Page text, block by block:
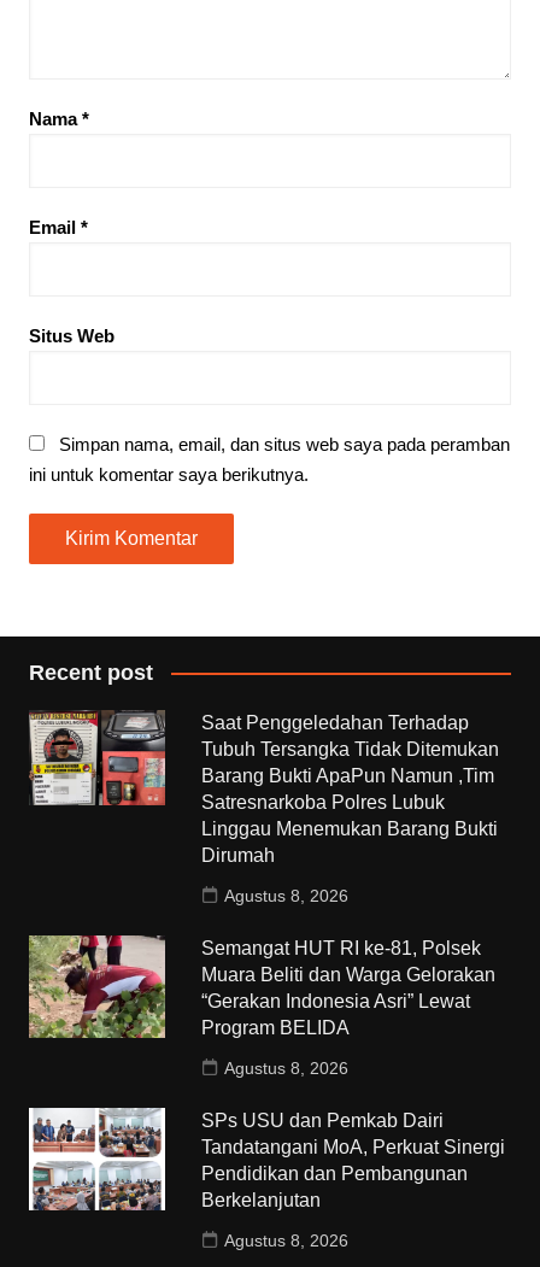
Nama*
Email *
Situs Web
Simpan nama, email, dan situs web saya pada peramban
ini untuk komentar saya berikutnya.
Recent post
Saat Penggeledahan Terhadap
Tubuh Tersangka Tidak Ditemukan
Barang Bukti ApaPun Namun ,Tim
Satresnarkoba Polres Lubuk
Linggau Menemukan Barang Bukti
Dirumah
Agustus 8, 2026
Semangat HUT RI ke-81, Polsek
Muara Beliti dan Warga Gelorakan
“Gerakan Indonesia Asri” Lewat
Program BELIDA
Agustus 8, 2026
SPs USU dan Pemkab Dairi
Tandatangani MoA, Perkuat Sinergi
Pendidikan dan Pembangunan
Berkelanjutan
Agustus 8, 2026